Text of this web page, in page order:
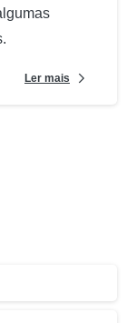
Ler mais